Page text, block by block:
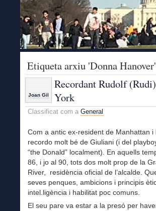
Etiqueta arxiu 'Donna Hanover'
Joan Gil
Recordant Rudolf
York
Classificat com a General
Com a antic ex-resident de Manhattan
recordo molt bé de Giuliani (i del
“the Donald” localment). En aquells
86, i jo al 90, tots dos molt prop de la
River, residència oficial de l’alcalde.
seves penques, ambicions i principis
intel.ligència i habilitat poc comuns.
El seu pare va estar a la presó per